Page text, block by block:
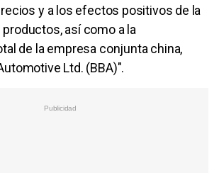
y a los efectos positivos de la
así como a la
de la empresa conjunta china,
Ltd. (BBA)".